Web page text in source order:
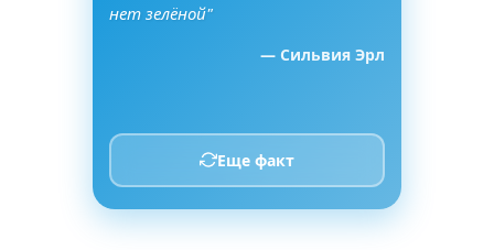
нет зелёной"
— Сильвия Эрл
Еще факт